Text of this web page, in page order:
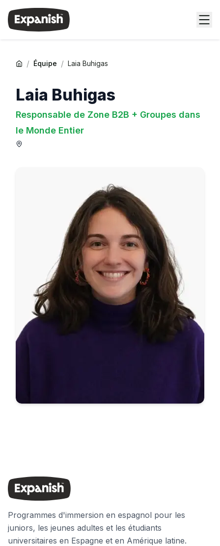
/ Équipe / Laia Buhigas
Laia Buhigas
Responsable de Zone B2B + Groupes dans
le Monde Entier
Programmes d'immersion en espagnol pour les
juniors, les jeunes adultes et les étudiants
universitaires en Espagne et en Amérique latine.